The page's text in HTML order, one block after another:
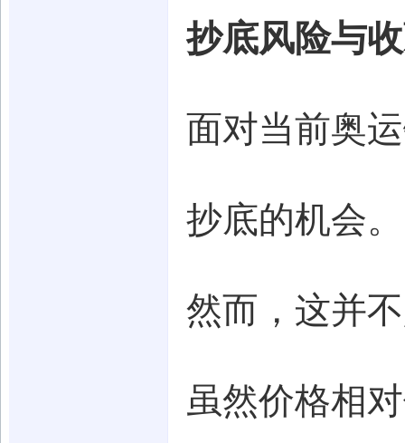
抄底风险与
面对当前奥
抄底的机会。
然而，这并
虽然价格相